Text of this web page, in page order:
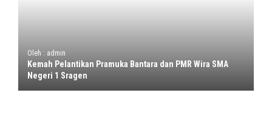
Oleh : admin
Kemah Pelantikan Pramuka Bantara dan PMR Wira SMA
Negeri 1 Sragen